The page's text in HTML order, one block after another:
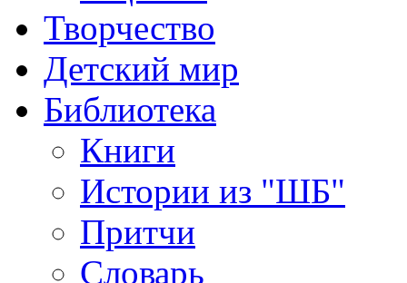
Творчество
Детский мир
Библиотека
Книги
Истории из "ШБ"
Притчи
Словарь